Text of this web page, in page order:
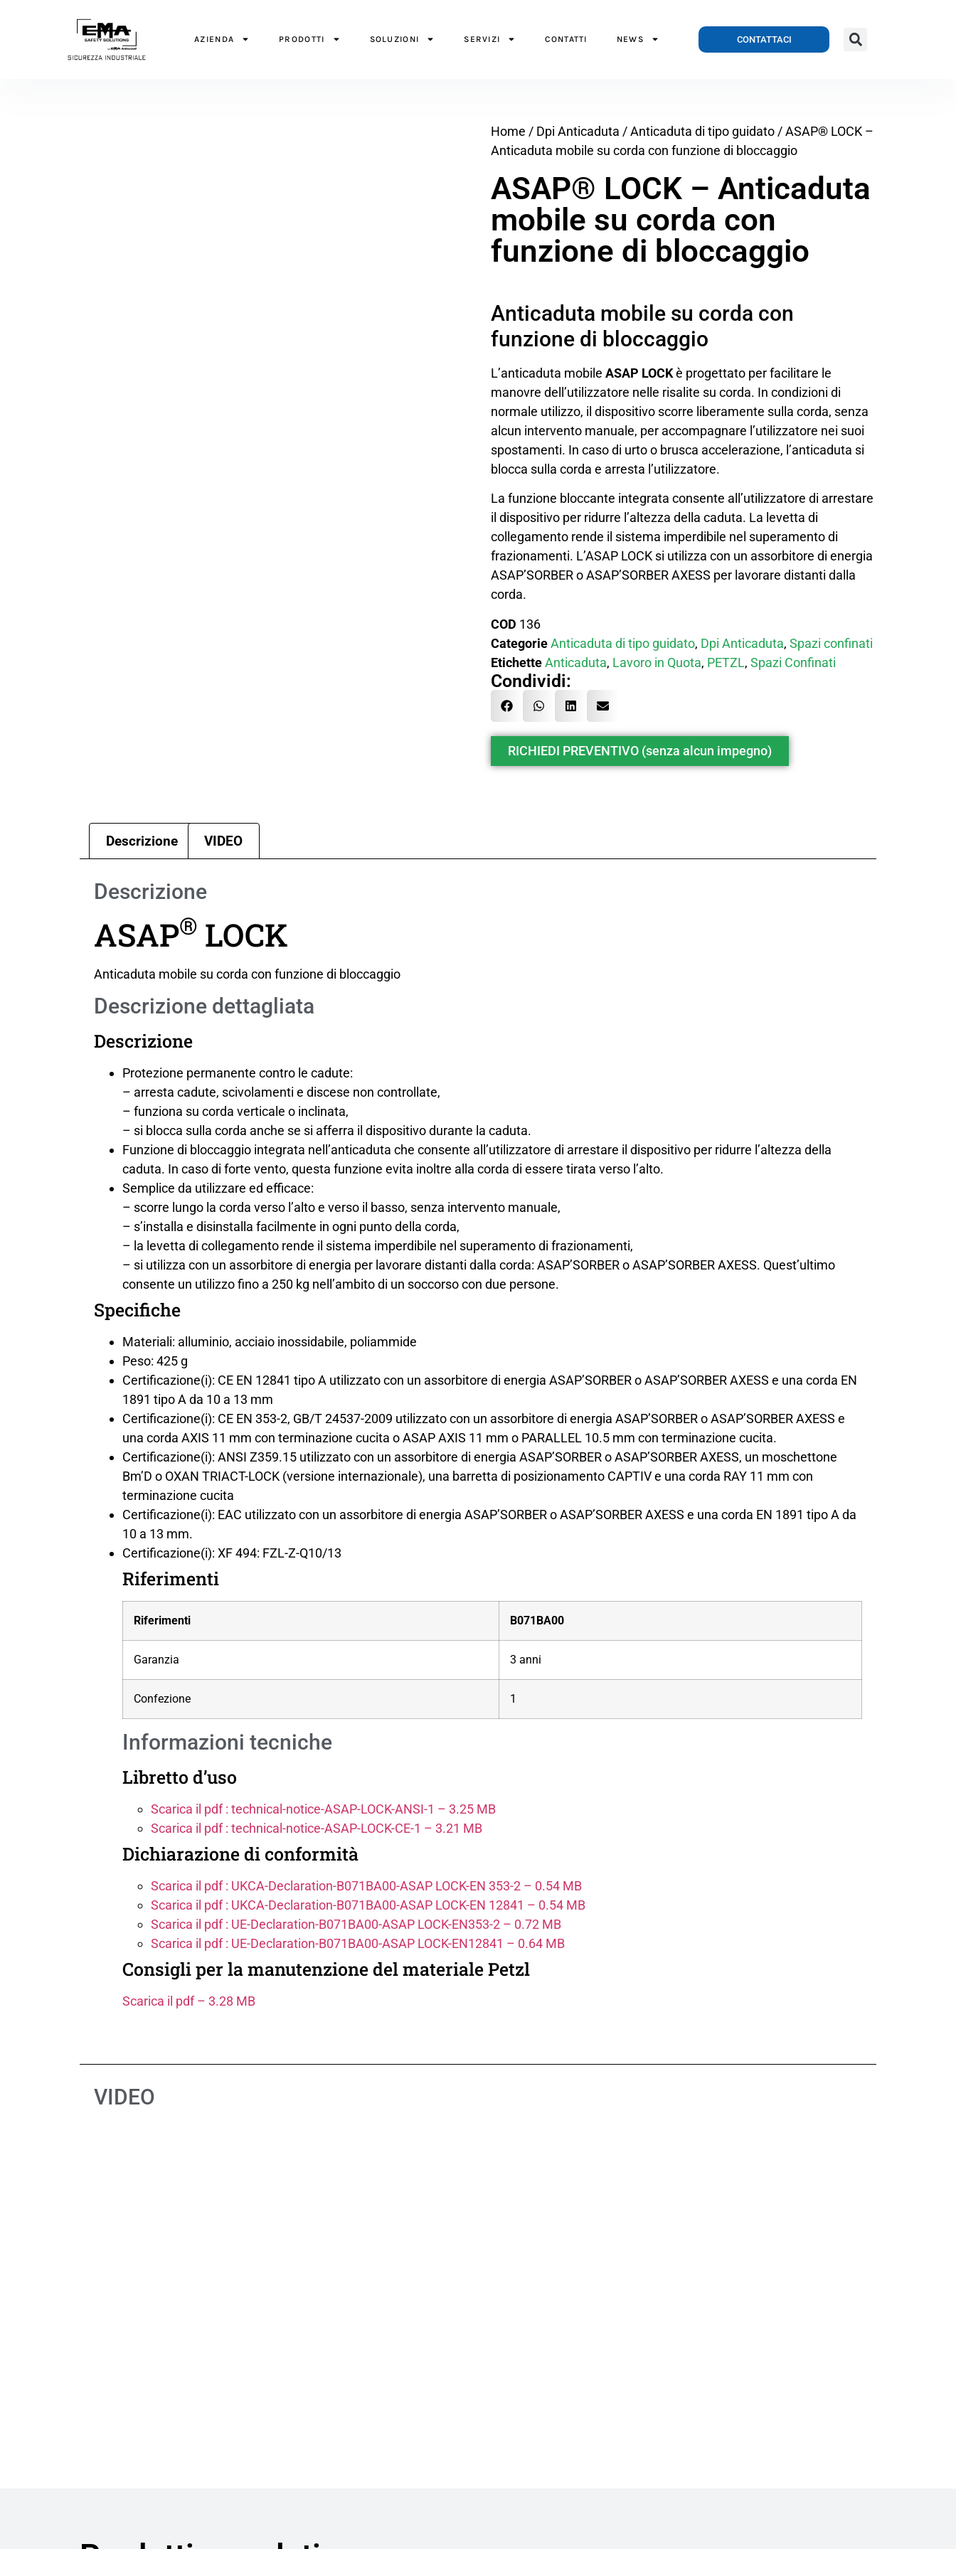
AZIENDA PRODOTTI SOLUZIONI SERVIZI CONTATTI NEWS CONTATTACI
Home / Dpi Anticaduta /Anticaduta di tipo guidato/ ASAP® LOCK –
Anticaduta mobile su corda con funzione di bloccaggio
ASAP® LOCK – Anticaduta
mobile su corda con
funzione di bloccaggio
Anticaduta mobile su corda con
funzione di bloccaggio
L’anticaduta mobile ASAP LOCKè progettato per facilitare le
manovre dell’utilizzatore nelle risalite su corda. In condizioni di
normale utilizzo, il dispositivo scorre liberamente sulla corda, senza
alcun intervento manuale, per accompagnare l’utilizzatore nei suoi
spostamenti. In caso di urto o brusca accelerazione, l’anticaduta si
blocca sulla corda e arresta l’utilizzatore.
La funzione bloccante integrata consente all’utilizzatore di arrestare
il dispositivo per ridurre l’altezza della caduta. La levetta di
collegamento rende il sistema imperdibile nel superamento di
frazionamenti. L’ASAP LOCK si utilizza con un assorbitore di energia
ASAP’SORBER o ASAP’SORBER AXESS per lavorare distanti dalla
corda.
COD 136
Categorie Anticaduta di tipo guidato, Dpi Anticaduta, Spazi confinati
Etichette Anticaduta, Lavoro in Quota, PETZL, Spazi Confinati
Condividi:
RICHIEDI PREVENTIVO (senza alcun impegno)
Descrizione VIDEO
Descrizione
ASAP® LOCK
Anticaduta mobile su corda con funzione di bloccaggio
Descrizione dettagliata
Descrizione
Protezione permanente contro le cadute:
– arresta cadute, scivolamenti e discese non controllate,
– funziona su corda verticale o inclinata,
– si blocca sulla corda anche se si afferra il dispositivo durante la caduta.
Funzione di bloccaggio integrata nell’anticaduta che consente all’utilizzatore di arrestare il dispositivo per ridurre l’altezza della
caduta. In caso di forte vento, questa funzione evita inoltre alla corda di essere tirata verso l’alto.
Semplice da utilizzare ed efficace:
– scorre lungo la corda verso l’alto e verso il basso, senza intervento manuale,
– s’installa e disinstalla facilmente in ogni punto della corda,
– la levetta di collegamento rende il sistema imperdibile nel superamento di frazionamenti,
– si utilizza con un assorbitore di energia per lavorare distanti dalla corda: ASAP’SORBER o ASAP’SORBER AXESS. Quest’ultimo
consente un utilizzo fino a 250 kg nell’ambito di un soccorso con due persone.
Specifiche
Materiali: alluminio, acciaio inossidabile, poliammide
Peso: 425 g
Certificazione(i): CE EN 12841 tipo A utilizzato con un assorbitore di energia ASAP’SORBER o ASAP’SORBER AXESS e una corda EN
1891 tipo A da 10 a 13 mm
Certificazione(i): CE EN 353-2, GB/T 24537-2009 utilizzato con un assorbitore di energia ASAP’SORBER o ASAP’SORBER AXESS e
una corda AXIS 11 mm con terminazione cucita o ASAP AXIS 11 mm o PARALLEL 10.5 mm con terminazione cucita.
Certificazione(i): ANSI Z359.15 utilizzato con un assorbitore di energia ASAP’SORBER o ASAP’SORBER AXESS, un moschettone
Bm’D o OXAN TRIACT-LOCK (versione internazionale), una barretta di posizionamento CAPTIV e una corda RAY 11 mm con
terminazione cucita
Certificazione(i): EAC utilizzato con un assorbitore di energia ASAP’SORBER o ASAP’SORBER AXESS e una corda EN 1891 tipo A da
10 a 13 mm.
Certificazione(i): XF 494: FZL-Z-Q10/13
Riferimenti
Riferimenti B071BA00
Garanzia 3 anni
Confezione 1
Informazioni tecniche
Libretto d’uso
Scarica il pdf : technical-notice-ASAP-LOCK-ANSI-1 – 3.25 MB
Scarica il pdf : technical-notice-ASAP-LOCK-CE-1 – 3.21 MB
Dichiarazione di conformità
Scarica il pdf : UKCA-Declaration-B071BA00-ASAP LOCK-EN 353-2 – 0.54 MB
Scarica il pdf : UKCA-Declaration-B071BA00-ASAP LOCK-EN 12841 – 0.54 MB
Scarica il pdf : UE-Declaration-B071BA00-ASAP LOCK-EN353-2 – 0.72 MB
Scarica il pdf : UE-Declaration-B071BA00-ASAP LOCK-EN12841 – 0.64 MB
Consigli per la manutenzione del materiale Petzl
Scarica il pdf – 3.28 MB
VIDEO